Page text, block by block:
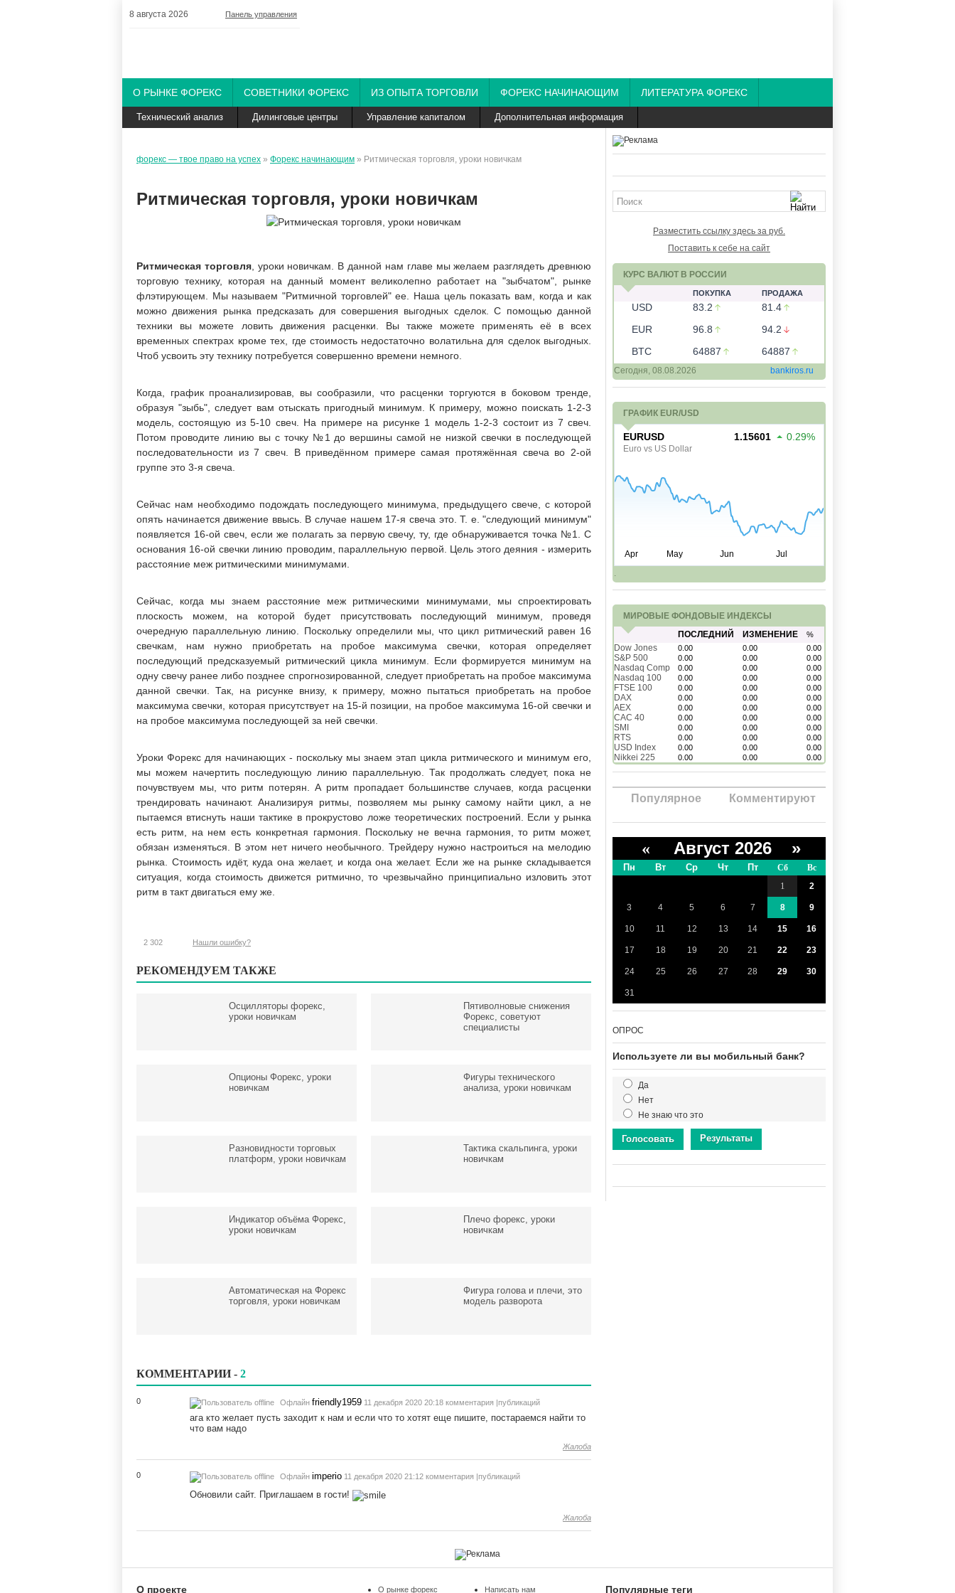
8 августа 2026 Панель управления
О РЫНКЕ ФОРЕКС СОВЕТНИКИ ФОРЕКС ИЗ ОПЫТА ТОРГОВЛИ ФОРЕКС НАЧИНАЮЩИМ ЛИТЕРАТУРА ФОРЕКС
Технический анализ Дилинговые центры Управление капиталом Дополнительная информация
форекс — твое право на успех » Форекс начинающим » Ритмическая торговля, уроки новичкам
Ритмическая торговля, уроки новичкам
Ритмическая торговля, уроки новичкам. В данной нам главе мы желаем разглядеть древнюю
торговую технику, которая на данный момент великолепно работает на "зыбчатом", рынке
флэтирующем. Мы называем "Ритмичной торговлей" ее. Наша цель показать вам, когда и как
можно движения рынка предсказать для совершения выгодных сделок. С помощью данной
техники вы можете ловить движения расценки. Вы также можете применять её в всех
временных спектрах кроме тех, где стоимость недостаточно волатильна для сделок выгодных.
Чтоб усвоить эту технику потребуется совершенно времени немного.
Когда, график проанализировав, вы сообразили, что расценки торгуются в боковом тренде,
образуя "зыбь", следует вам отыскать пригодный минимум. К примеру, можно поискать 1-2-3
модель, состоящую из 5-10 свеч. На примере на рисунке 1 модель 1-2-3 состоит из 7 свеч.
Потом проводите линию вы с точку №1 до вершины самой не низкой свечки в последующей
последовательности из 7 свеч. В приведённом примере самая протяжённая свеча во 2-ой
группе это 3-я свеча.
Сейчас нам необходимо подождать последующего минимума, предыдущего свече, с которой
опять начинается движение ввысь. В случае нашем 17-я свеча это. Т. е. "следующий минимум"
появляется 16-ой свеч, если же полагать за первую свечу, ту, где обнаруживается точка №1. С
основания 16-ой свечки линию проводим, параллельную первой. Цель этого деяния - измерить
расстояние меж ритмическими минимумами.
Сейчас, когда мы знаем расстояние меж ритмическими минимумами, мы спроектировать
плоскость можем, на которой будет присутствовать последующий минимум, проведя
очередную параллельную линию. Поскольку определили мы, что цикл ритмический равен 16
свечкам, нам нужно приобретать на пробое максимума свечки, которая определяет
последующий предсказуемый ритмический цикла минимум. Если формируется минимум на
одну свечу ранее либо позднее спрогнозированной, следует приобретать на пробое максимума
данной свечки. Так, на рисунке внизу, к примеру, можно пытаться приобретать на пробое
максимума свечки, которая присутствует на 15-й позиции, на пробое максимума 16-ой свечки и
на пробое максимума последующей за ней свечки.
Уроки Форекс для начинающих - поскольку мы знаем этап цикла ритмического и минимум его,
мы можем начертить последующую линию параллельную. Так продолжать следует, пока не
почувствуем мы, что ритм потерян. А ритм пропадает большинстве случаев, когда расценки
трендировать начинают. Анализируя ритмы, позволяем мы рынку самому найти цикл, а не
пытаемся втиснуть наши тактике в прокрустово ложе теоретических построений. Если у рынка
есть ритм, на нем есть конкретная гармония. Поскольку не вечна гармония, то ритм может,
обязан изменяться. В этом нет ничего необычного. Трейдеру нужно настроиться на мелодию
рынка. Стоимость идёт, куда она желает, и когда она желает. Если же на рынке складывается
ситуация, когда стоимость движется ритмично, то чрезвычайно принципиально изловить этот
ритм в такт двигаться ему же.
2 302 Нашли ошибку?
РЕКОМЕНДУЕМ ТАКЖЕ
Осцилляторы форекс,
уроки новичкам
Пятиволновые снижения
Форекс, советуют
специалисты
Опционы Форекс, уроки
новичкам
Фигуры технического
анализа, уроки новичкам
Разновидности торговых
платформ, уроки новичкам
Тактика скальпинга, уроки
новичкам
Индикатор объёма Форекс,
уроки новичкам
Плечо форекс, уроки
новичкам
Автоматическая на Форекс
торговля, уроки новичкам
Фигура голова и плечи, это
модель разворота
КОММЕНТАРИИ - 2
0 Офлайн friendly1959 11 декабря 2020 20:18 комментария |публикаций
ага кто желает пусть заходит к нам и если что то хотят еще пишите, постараемся найти то
что вам надо
Жалоба
0 Офлайн imperio 11 декабря 2020 21:12 комментария |публикаций
Обновили сайт. Приглашаем в гости!
Жалоба
Разместить ссылку здесь за руб.
Поставить к себе на сайт
КУРС ВАЛЮТ В РОССИИ
ПОКУПКА ПРОДАЖА
USD 83.2
81.4
EUR
96.8
94.2
BTC
64887 64887
Сегодня, 08.08.2026 bankiros.ru
ГРАФИК EUR/USD
.
МИРОВЫЕ ФОНДОВЫЕ ИНДЕКСЫ
ПОСЛЕДНИЙ
ИЗМЕНЕНИЕ %
Dow Jones 0.00 0.00 0.00
S&P 500 0.00 0.00 0.00
Nasdaq Comp 0.00 0.00 0.00
Nasdaq 100 0.00 0.00 0.00
FTSE 100 0.00 0.00 0.00
DAX 0.00 0.00 0.00
AEX 0.00 0.00 0.00
CAC 40 0.00 0.00 0.00
SMI 0.00 0.00 0.00
RTS 0.00 0.00 0.00
USD Index 0.00 0.00 0.00
Nikkei 225 0.00 0.00 0.00
Популярное Комментируют
« Август 2026 »
Пн Вт Ср Чт Пт Сб Вс
1 2
3 4 5 6 7 8 9
10 11 12 13 14 15 16
17 18 19 20 21 22 23
24 25 26 27 28 29 30
31
ОПРОС
Используете ли вы мобильный банк?
Да
Нет
Не знаю что это
Голосовать Результаты
О проекте О рынке форекс Написать нам Популярные теги